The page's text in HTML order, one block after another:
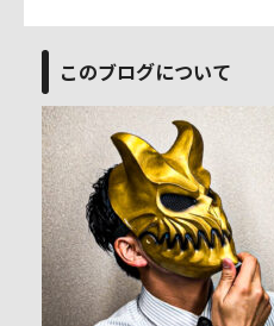
このブログについて